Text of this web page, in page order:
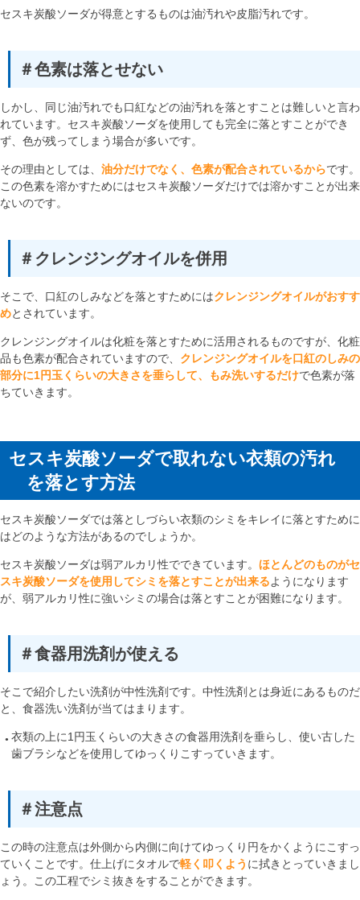
セスキ炭酸ソーダが得意とするものは油汚れや皮脂汚れです。
＃色素は落とせない
しかし、同じ油汚れでも口紅などの油汚れを落とすことは難しいと言わ
れています。セスキ炭酸ソーダを使用しても完全に落とすことができ
ず、色が残ってしまう場合が多いです。
その理由としては、 油分だけでなく、色素が配合されているからです。
この色素を溶かすためにはセスキ炭酸ソーダだけでは溶かすことが出来
ないのです。
＃クレンジングオイルを併用
そこで、口紅のしみなどを落とすためにはクレンジングオイルがおすす
めとされています。
クレンジングオイルは化粧を落とすために活用されるものですが、化粧
品も色素が配合されていますので、 クレンジングオイルを口紅のしみの
部分に1円玉くらいの大きさを垂らして、もみ洗いするだけで色素が落
ちていきます。
セスキ炭酸ソーダで取れない衣類の汚れ
を落とす方法
セスキ炭酸ソーダでは落としづらい衣類のシミをキレイに落とすために
はどのような方法があるのでしょうか。
セスキ炭酸ソーダは弱アルカリ性でできています。 ほとんどのものがセ
スキ炭酸ソーダを使用してシミを落とすことが出来るようになります
が、弱アルカリ性に強いシミの場合は落とすことが困難になります。
＃食器用洗剤が使える
そこで紹介したい洗剤が中性洗剤です。中性洗剤とは身近にあるものだ
と、食器洗い洗剤が当てはまります。
衣類の上に1円玉くらいの大きさの食器用洗剤を垂らし、使い古した
歯ブラシなどを使用してゆっくりこすっていきます。
＃注意点
この時の注意点は外側から内側に向けてゆっくり円をかくようにこすっ
ていくことです。仕上げにタオルで軽く叩くよう に拭きとっていきまし
ょう。この工程でシミ抜きをすることができます。